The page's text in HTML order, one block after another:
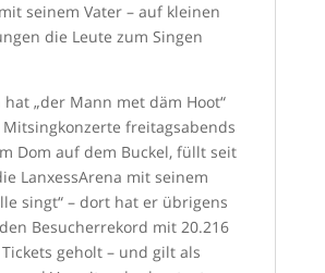
seinem Vater – auf kleinen
die Leute zum Singen
hat „der Mann met däm Hoot“
Mitsingkonzerte freitagsabends
Dom auf dem Buckel, füllt seit
LanxessArena mit seinem
singt“ – dort hat er übrigens
Besucherrekord mit 20.216
geholt – und gilt als